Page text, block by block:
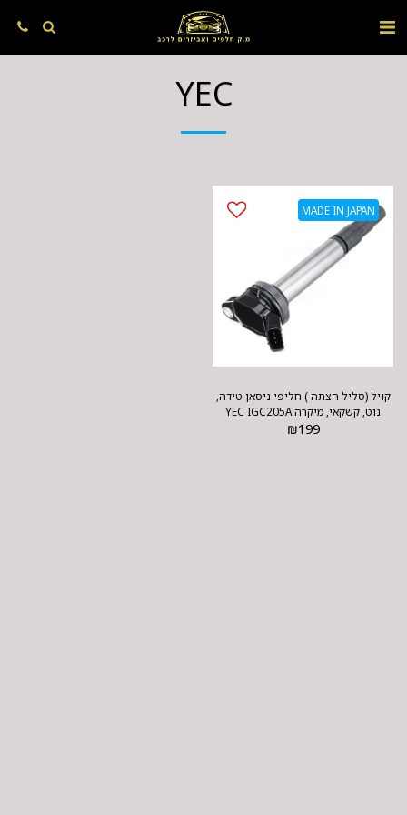
YEC
MADE IN JAPAN
קויל (סליל הצתה ) חליפי ניסאן טידה,
נוט, קשקאי, מיקרה YEC IGC205A
₪199